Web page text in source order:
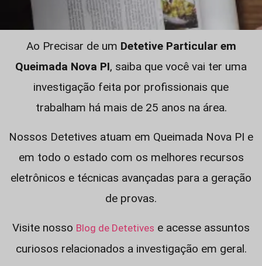
Ao Precisar de um Detetive Particular em
Queimada Nova PI, saiba que você vai ter uma
investigação feita por profissionais que
trabalham há mais de 25 anos na área.
Nossos Detetives atuam em Queimada Nova PI e
em todo o estado com os melhores recursos
eletrônicos e técnicas avançadas para a geração
de provas.
Visite nosso Blog de Detetives e acesse assuntos
curiosos relacionados a investigação em geral.